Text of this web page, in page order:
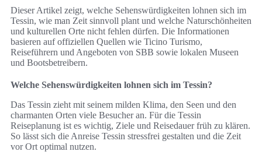
Dieser Artikel zeigt, welche Sehenswürdigkeiten lohnen sich im
Tessin, wie man Zeit sinnvoll plant und welche Naturschönheiten
und kulturellen Orte nicht fehlen dürfen. Die Informationen
basieren auf offiziellen Quellen wie Ticino Turismo,
Reiseführern und Angeboten von SBB sowie lokalen Museen
und Bootsbetreibern.
Welche Sehenswürdigkeiten lohnen sich im Tessin?
Das Tessin zieht mit seinem milden Klima, den Seen und den
charmanten Orten viele Besucher an. Für die Tessin
Reiseplanung ist es wichtig, Ziele und Reisedauer früh zu klären.
So lässt sich die Anreise Tessin stressfrei gestalten und die Zeit
vor Ort optimal nutzen.